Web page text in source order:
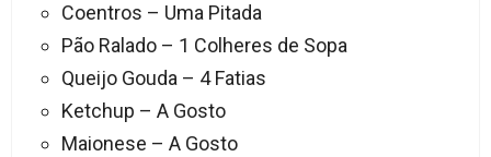
Coentros – Uma Pitada
Pão Ralado – 1 Colheres de Sopa
Queijo Gouda – 4 Fatias
Ketchup – A Gosto
Maionese – A Gosto